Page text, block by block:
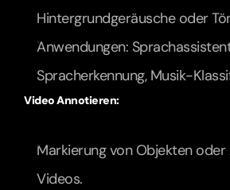
Hintergrundgeräusche oder
Anwendungen:
Spracherkennung, Musik-
Video Annotieren:
Markierung von Objekten oder
Videos.